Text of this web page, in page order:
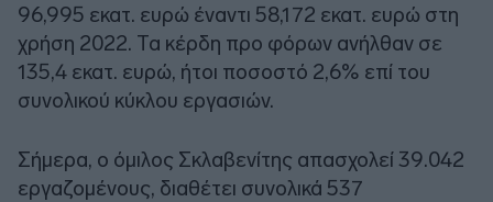
96,995 εκατ. ευρώ έναντι 58,172 εκατ. ευρώ στη
χρήση 2022. Τα κέρδη προ φόρων ανήλθαν σε
135,4 εκατ. ευρώ, ήτοι ποσοστό 2,6% επί του
συνολικού κύκλου εργασιών.
Σήμερα, ο όμιλος Σκλαβενίτης απασχολεί 39.042
εργαζομένους, διαθέτει συνολικά 537